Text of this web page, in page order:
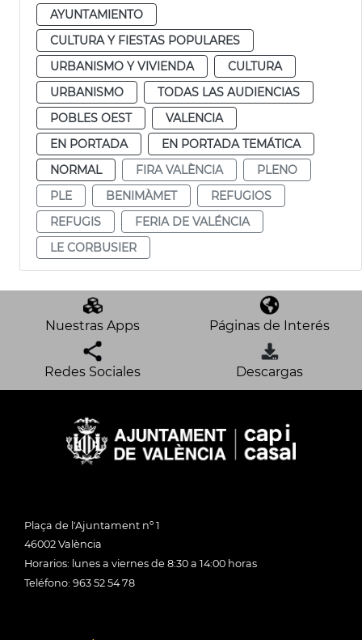
AYUNTAMIENTO
CULTURA Y FIESTAS POPULARES
URBANISMO Y VIVIENDA
CULTURA
URBANISMO
TODAS LAS AUDIENCIAS
POBLES OEST
VALENCIA
EN PORTADA
EN PORTADA TEMÁTICA
NORMAL
FIRA VALÈNCIA
PLENO
PLE
BENIMÀMET
REFUGIOS
REFUGIS
FERIA DE VALÉNCIA
LE CORBUSIER
Nuestras Apps Páginas de Interés
Redes Sociales Descargas
Plaça de l'Ajuntament nº 1
46002 València
Horarios: lunes a viernes de 8:30 a 14:00 horas
Teléfono: 963 52 54 78